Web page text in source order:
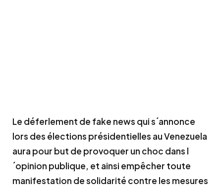
Le déferlement de fake news qui s´annonce
lors des élections présidentielles au Venezuela
aura pour but de provoquer un choc dans l
´opinion publique, et ainsi empêcher toute
manifestation de solidarité contre les mesures